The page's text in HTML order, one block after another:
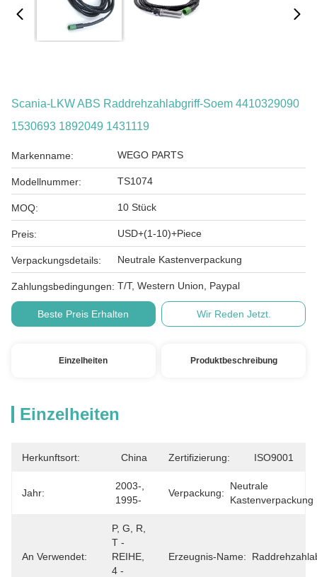
Scania-LKW ABS Raddrehzahlabgriff-Soem 4410329090
1530693 1892049 1431119
Markenname: WEGO PARTS
Modellnummer: TS1074
MOQ: 10 Stück
Preis: USD+(1-10)+Piece
Verpackungsdetails: Neutrale Kastenverpackung
Zahlungsbedingungen: T/T, Western Union, Paypal
Beste Preis Erhalten Wir Reden Jetzt.
Einzelheiten Produktbeschreibung
Einzelheiten
Herkunftsort: China Zertifizierung: ISO9001
Jahr:
2003-,
1995-
Verpackung:
Neutrale
Kastenverpackung
An Verwendet:
P, G, R,
T -
REIHE,
4 -
Erzeugnis-Name: